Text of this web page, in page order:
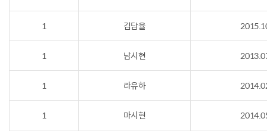
1 김담율
1 남시현
1 라유하
1 마시현